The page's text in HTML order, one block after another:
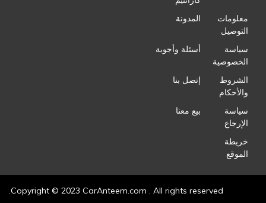
معلومات
التوصيل
المدونة
سياسة
الخصوصية
أسئلة وأجوبة
الشروط
والأحكام
إتصل بنا
سياسة
الإرجاع
بيع معنا
خريطة
الموقع
Copyright © 2023 CarAnteem.com . All rights reserved.